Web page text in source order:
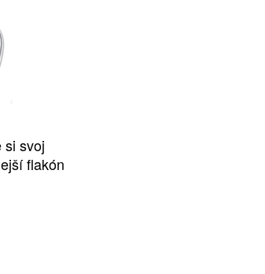
si svoj
flakón